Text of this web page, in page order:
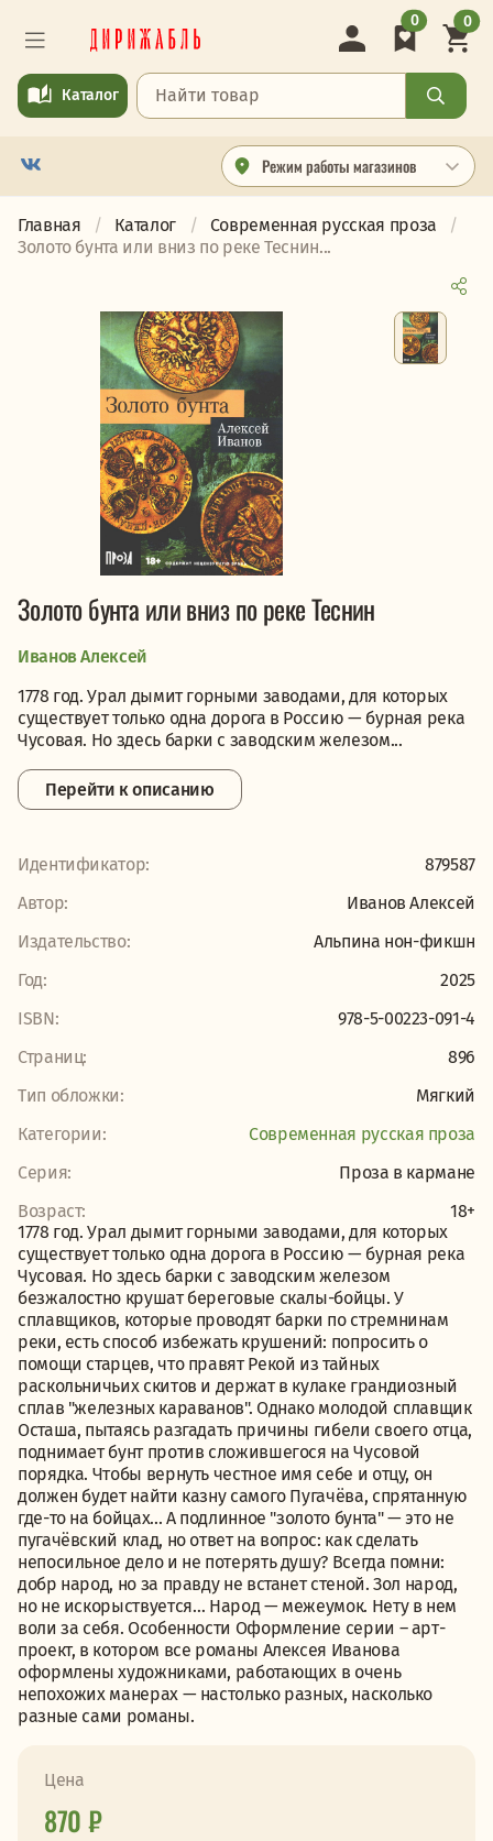
Режим работы магазинов
Каталог
0 0
Главная Каталог
Современная русская проза
Золото бунта или вниз по реке Теснин...
Золото бунта или вниз по реке Теснин
Иванов Алексей
1778 год. Урал дымит горными заводами, для которых
существует только одна дорога в Россию — бурная река
Чусовая. Но здесь барки с заводским железом...
Перейти к описанию
Идентификатор:
879587
Автор:
Иванов Алексей
Издательство:
Альпина нон-фикшн
Год:
2025
ISBN:
978-5-00223-091-4
Страниц:
896
Тип обложки:
Мягкий
Категории:
Современная русская проза
Серия:
Проза в кармане
Возраст:
18+
1778 год. Урал дымит горными заводами, для которых
существует только одна дорога в Россию — бурная река
Чусовая. Но здесь барки с заводским железом
безжалостно крушат береговые скалы-бойцы. У
сплавщиков, которые проводят барки по стремнинам
реки, есть способ избежать крушений: попросить о
помощи старцев, что правят Рекой из тайных
раскольничьих скитов и держат в кулаке грандиозный
сплав "железных караванов". Однако молодой сплавщик
Осташа, пытаясь разгадать причины гибели своего отца,
поднимает бунт против сложившегося на Чусовой
порядка. Чтобы вернуть честное имя себе и отцу, он
должен будет найти казну самого Пугачёва, спрятанную
где-то на бойцах... А подлинное "золото бунта" — это не
пугачёвский клад, но ответ на вопрос: как сделать
непосильное дело и не потерять душу? Всегда помни:
добр народ, но за правду не встанет стеной. Зол народ,
но не искорыствуется… Народ — межеумок. Нету в нем
воли за себя. Особенности Оформление серии – арт-
проект, в котором все романы Алексея Иванова
оформлены художниками, работающих в очень
непохожих манерах — настолько разных, насколько
разные сами романы.
Цена
870 ₽